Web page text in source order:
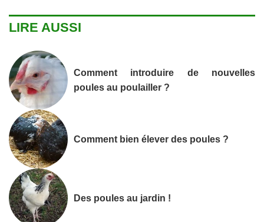
LIRE AUSSI
Comment introduire de nouvelles
poules au poulailler ?
Comment bien élever des poules ?
Des poules au jardin !